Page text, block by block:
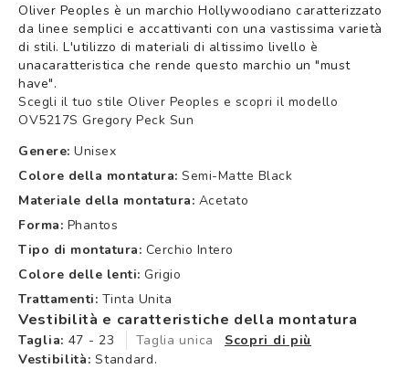
Oliver Peoples è un marchio Hollywoodiano caratterizzato
da linee semplici e accattivanti con una vastissima varietà
di stili. L'utilizzo di materiali di altissimo livello è
unacaratteristica che rende questo marchio un "must
have".
Scegli il tuo stile Oliver Peoples e scopri il modello
OV5217S Gregory Peck Sun
Genere: Unisex
Colore della montatura: Semi-Matte Black
Materiale della montatura: Acetato
Forma: Phantos
Tipo di montatura: Cerchio Intero
Colore delle lenti: Grigio
Trattamenti: Tinta Unita
Vestibilità e caratteristiche della montatura
Taglia: 47 - 23 Taglia unica
Scopri di più
Vestibilità: Standard.